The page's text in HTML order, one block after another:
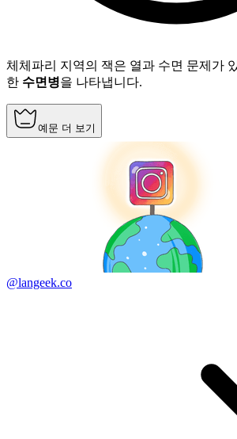
체체파리 지역의 잭은 열과 수면 문제가
한 수면병을 나타냅니다.
예문 더 보기
@langeek.co